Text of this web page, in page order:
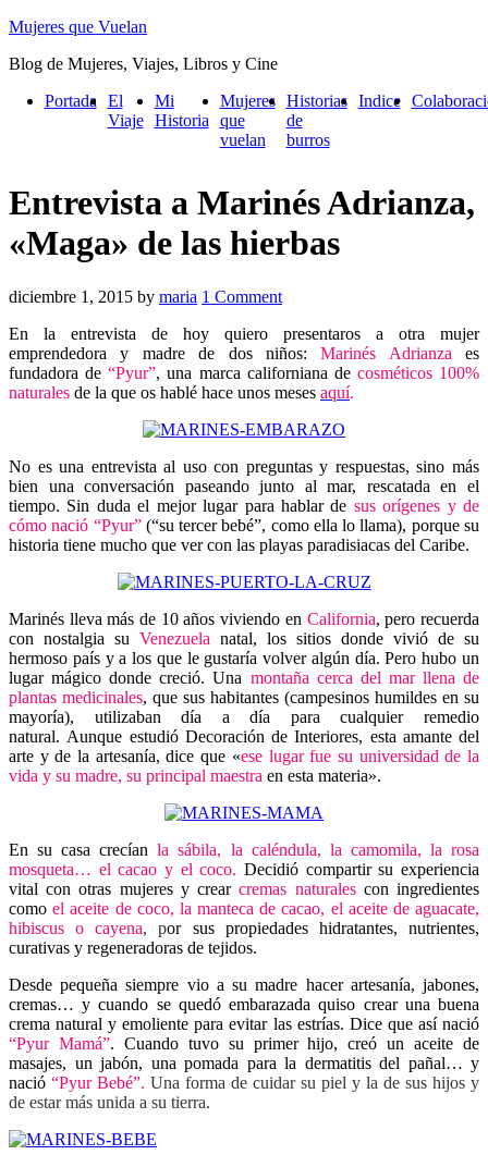
Mujeres que Vuelan
Blog de Mujeres, Viajes, Libros y Cine
Portada
El
Viaje
Mi
Historia
Mujeres
que
vuelan
Historias
de
burros
Indice
Entrevista a Marinés Adrianza,
«Maga» de las hierbas
diciembre 1, 2015 by maria 1 Comment
En la entrevista de hoy quiero presentaros a otra mujer
emprendedora y madre de dos niños:Marinés Adrianza es
fundadora de“Pyur”, una marca californiana decosméticos 100%
naturales de la que os hablé hace unos meses aquí.
No es una entrevista al uso con preguntas y respuestas, sino más
bien una conversación paseando junto al mar, rescatada en el
tiempo. Sin duda el mejor lugar para hablar de sus orígenes y de
cómo nació “Pyur”(“su tercer bebé”, como ella lo llama), porque su
historia tiene mucho que ver con las playas paradisiacas del Caribe.
Marinés lleva más de 10 años viviendo en California, pero recuerda
con nostalgia su Venezuela natal, los sitios donde vivió de su
hermoso país y a los que le gustaría volver algún día. Pero hubo un
lugar mágico donde creció. Una montaña cerca del mar llena de
plantas medicinales, que sus habitantes (campesinos humildes en su
mayoría), utilizaban día a día para cualquier remedio
natural. Aunque estudió Decoración de Interiores, esta amante del
arte y de la artesanía, dice que «ese lugar fue su universidad de la
vida y su madre, su principal maestra en esta materia».
En su casa crecíanla sábila, la caléndula, la camomila, la rosa
mosqueta… el cacao y el coco. Decidió compartir su experiencia
vital con otras mujeres y crearcremas naturalescon ingredientes
comoel aceite de coco, la manteca de cacao, el aceite de aguacate,
hibiscus o cayena, por sus propiedades hidratantes, nutrientes,
curativas y regeneradoras de tejidos.
Desde pequeña siempre vio a su madre hacer artesanía, jabones,
cremas… y cuando se quedó embarazada quiso crear una buena
crema natural y emoliente para evitar las estrías. Dice que así nació
“Pyur Mamá”. Cuando tuvo su primer hijo, creó un aceite de
masajes, un jabón, una pomada para la dermatitis del pañal… y
nació “Pyur Bebé”. Una forma de cuidar su piel y la de sus hijos y
de estar más unida a su tierra.